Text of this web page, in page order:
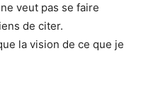
veut pas se faire
de citer.
la vision de ce que je